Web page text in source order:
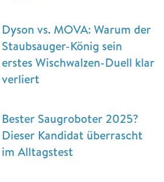
Dyson vs. MOVA: Warum der
Staubsauger-König sein
erstes Wischwalzen-Duell klar
verliert
Bester Saugroboter 2025?
Dieser Kandidat überrascht
im Alltagstest